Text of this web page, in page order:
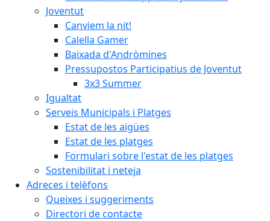
Joventut
Canviem la nit!
Calella Gamer
Baixada d'Andròmines
Pressupostos Participatius de Joventut
3x3 Summer
Igualtat
Serveis Municipals i Platges
Estat de les aigües
Estat de les platges
Formulari sobre l'estat de les platges
Sostenibilitat i neteja
Adreces i telèfons
Queixes i suggeriments
Directori de contacte